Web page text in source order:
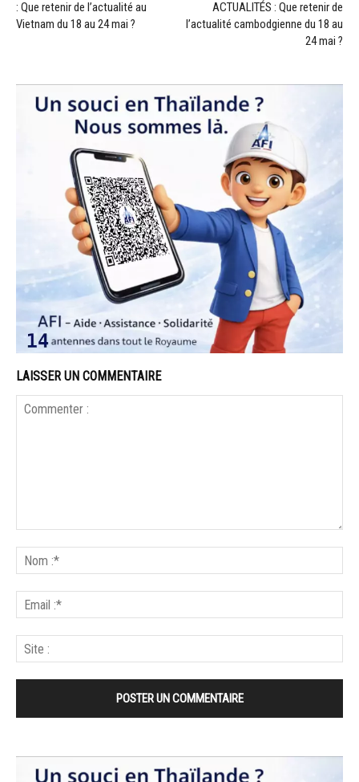
: Que retenir de l’actualité au
Vietnam du 18 au 24 mai ?
ACTUALITÉS : Que retenir de
l’actualité cambodgienne du 18 au
24 mai ?
LAISSER UN COMMENTAIRE